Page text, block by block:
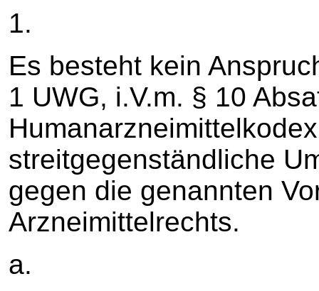
1.
Es besteht kein
1 UWG, i.V.m. § 10
streitgegenständliche
gegen die genannten
Arzneimittelrechts.
a.